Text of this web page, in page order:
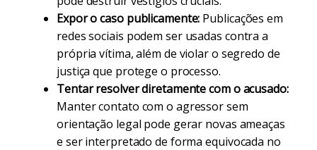
Expor o caso publicamente: Publicações em
redes sociais podem ser usadas contra a
própria vítima, além de violar o segredo de
justiça que protege o processo.
Tentar resolver diretamente com o acusado:
Manter contato com o agressor sem
orientação legal pode gerar novas ameaças
e ser interpretado de forma equivocada no